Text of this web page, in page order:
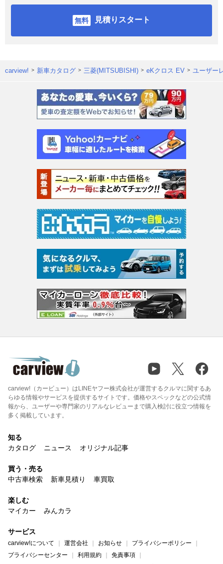
見積りスタート
carview! 新車カタログ 三菱(MITSUBISHI) eKクロス EV ユーザー
carview!（カービュー）はLINEヤフー株式会社が運営するクルマに関するあ
らゆる情報やサービスを提供するサイトです。価格やスペックなどの公式情
報から、ユーザーや専門家のリアルなレビューまで購入検討に役立つ情報を
多く掲載しています。
知る
カタログ
ニュース オリジナル記事
買う・売る
中古車検索
新車見積り 車買取
楽しむ
マイカー
みんカラ
サービス
carview!について 運営会社 お知らせ
プライバシーポリシー
プライバシーセンター
利用規約
免責事項